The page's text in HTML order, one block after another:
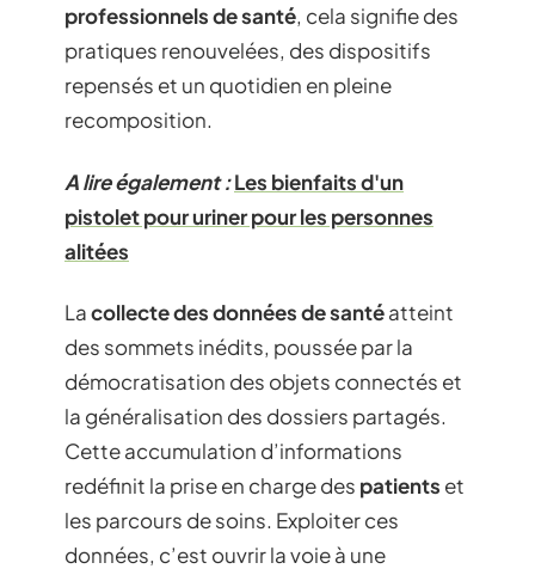
professionnels de santé, cela signifie des
pratiques renouvelées, des dispositifs
repensés et un quotidien en pleine
recomposition.
A lire également :Les bienfaits d'un
pistolet pour uriner pour les personnes
alitées
Lacollecte des données de santéatteint
des sommets inédits, poussée par la
démocratisation des objets connectés et
la généralisation des dossiers partagés.
Cette accumulation d’informations
redéfinit la prise en charge des patients et
les parcours de soins. Exploiter ces
données, c’est ouvrir la voie à une